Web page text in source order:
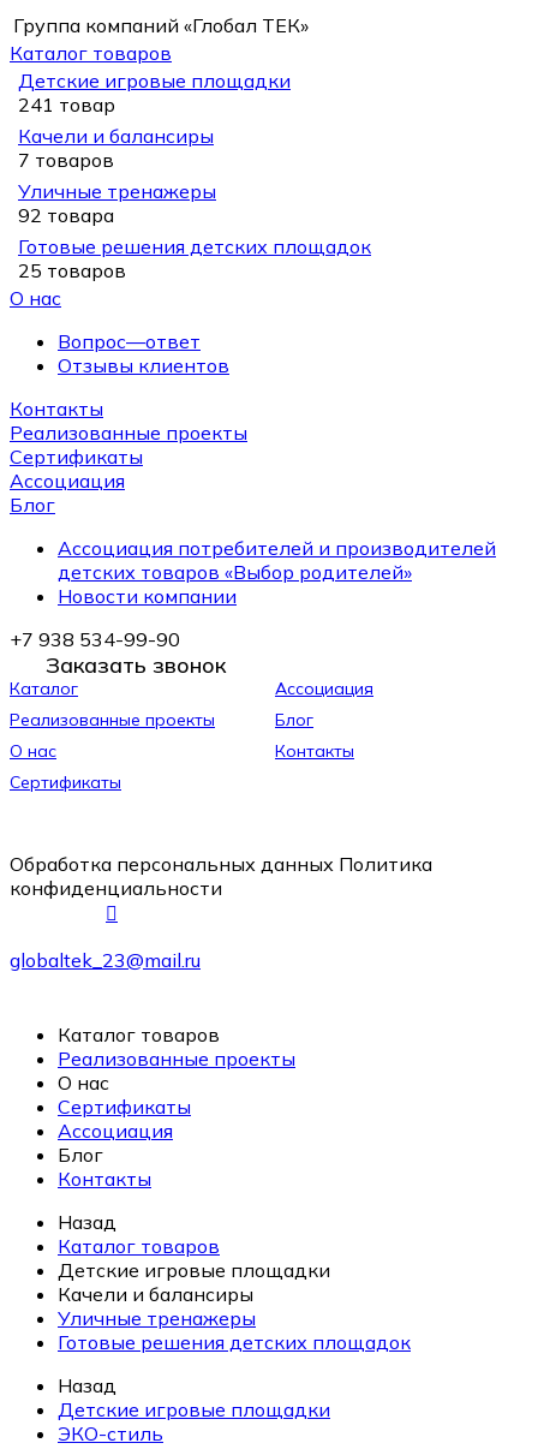
Группа компаний «Глобал ТЕК»
Каталог товаров
Детские игровые площадки
241 товар
Качели и балансиры
7 товаров
Уличные тренажеры
92 товара
Готовые решения детских площадок
25 товаров
О нас
Вопрос—ответ
Отзывы клиентов
Контакты
Реализованные проекты
Сертификаты
Ассоциация
Блог
Ассоциация потребителей и производителей
детских товаров «Выбор родителей»
Новости компании
+7 938 534-99-90
Заказать звонок
Каталог
Ассоциация
Реализованные проекты
Блог
О нас
Контакты
Сертификаты
Обработка персональных данных Политика
конфиденциальности
globaltek_23@mail.ru
Каталог товаров
Реализованные проекты
О нас
Сертификаты
Ассоциация
Блог
Контакты
Назад
Каталог товаров
Детские игровые площадки
Качели и балансиры
Уличные тренажеры
Готовые решения детских площадок
Назад
Детские игровые площадки
ЭКО-стиль